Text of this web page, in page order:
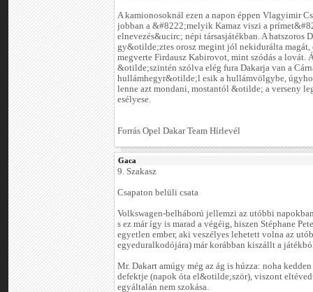
A kamionosoknál ezen a napon éppen Vlagyimir
jobban a &#8222;melyik Kamaz viszi a
elnevezés&ucirc; népi társasjátékban. A hatszoros
gy&otilde;ztes orosz megint jól nekidurálta magát,
megverte Firdausz Kabirovot, mint szódás a lovát.
&otilde;szintén szólva elég fura Dakarja van a
hullámhegyr&otilde;l esik a hullámvölgybe,
lenne azt mondani, mostantól &otilde; a verseny
esélyese.
Forrás Opel Dakar Team Hírlevél
Gaca
9. Szakasz
Csapaton belüli csata
Volkswagen-belháború jellemzi az utóbbi
s ez már így is marad a végéig, hiszen Stéphane
egyetlen ember, aki veszélyes lehetett volna az
egyeduralkodójára) már korábban kiszállt a
Mr. Dakart amúgy még az ág is húzza: noha
defektje (napok óta el&otilde;ször), viszont
egyáltalán nem szokása.